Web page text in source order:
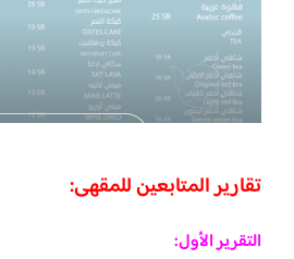
تقارير المتابعين للمقهى:
التقرير الأول: